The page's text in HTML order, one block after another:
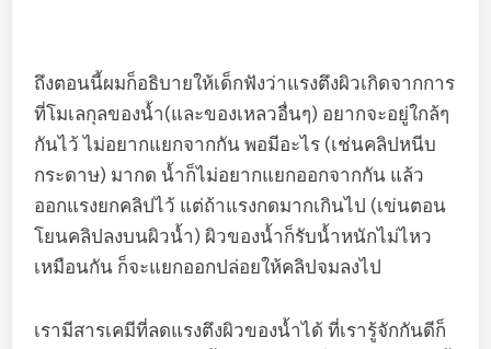
ถึงตอนนี้ผมก็อธิบายให้เด็กฟังว่าแรงตึงผิวเกิดจากการ
ที่โมเลกุลของน้ำ(และของเหลวอื่นๆ) อยากจะอยู่ใกล้ๆ
กันไว้ ไม่อยากแยกจากกัน พอมีอะไร (เช่นคลิปหนีบ
กระดาษ) มากด น้ำก็ไม่อยากแยกออกจากกัน แล้ว
ออกแรงยกคลิปไว้ แต่ถ้าแรงกดมากเกินไป (เข่นตอน
โยนคลิปลงบนผิวน้ำ) ผิวของน้ำก็รับน้ำหนักไม่ไหว
เหมือนกัน ก็จะแยกออกปล่อยให้คลิปจมลงไป
เรามีสารเคมีที่ลดแรงตึงผิวของน้ำได้ ที่เรารู้จักกันดีก็